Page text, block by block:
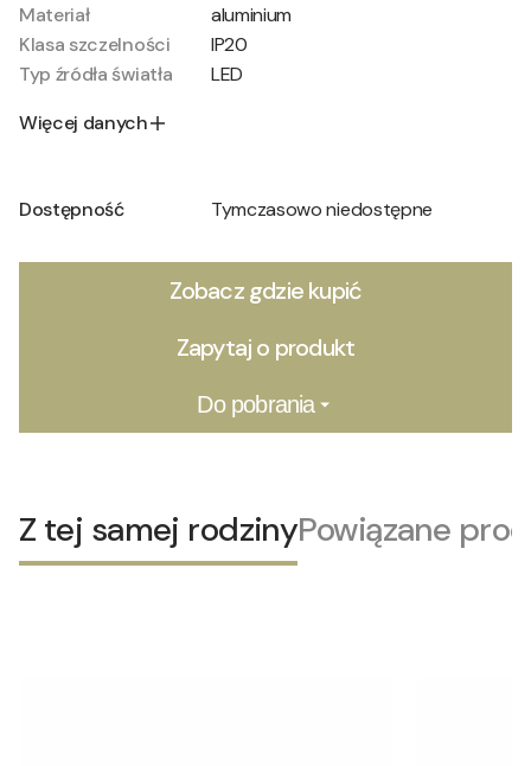
Materiał
aluminium
Klasa szczelności
IP20
Typ źródła światła
LED
Więcej danych
Dostępność Tymczasowo niedostępne
Zobacz gdzie kupić
Zapytaj o produkt
Do pobrania
Z tej samej rodzinyPowiązane